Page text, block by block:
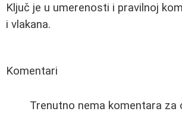
Ključ je u umerenosti i pravilnoj
i vlakana.
Komentari
Trenutno nema komentara za